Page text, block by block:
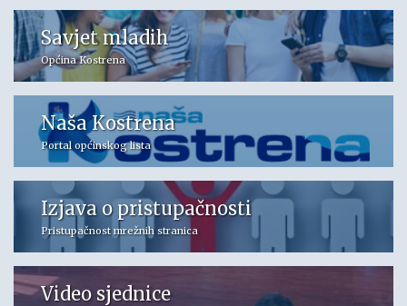
Savjet mladih
Općina Kostrena
Naša Kostrena
Portal općinskog lista
Izjava o pristupačnosti
Pristupačnost mrežnih stranica
Video sjednice